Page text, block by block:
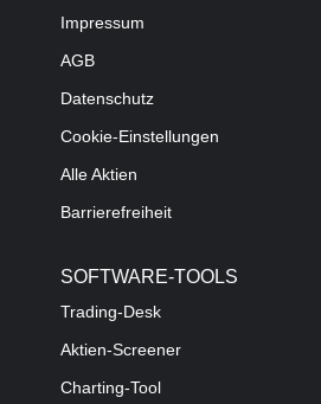
Impressum
AGB
Datenschutz
Cookie-Einstellungen
Alle Aktien
Barrierefreiheit
SOFTWARE-TOOLS
Trading-Desk
Aktien-Screener
Charting-Tool